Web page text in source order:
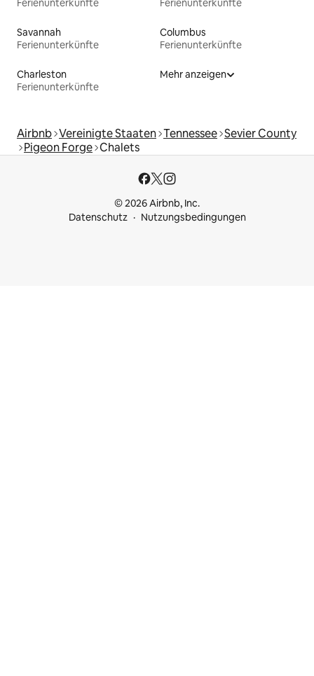
Ferienunterkünfte Ferienunterkünfte
Savannah
Ferienunterkünfte
Columbus
Ferienunterkünfte
Charleston
Ferienunterkünfte
Mehr anzeigen
Airbnb Vereinigte Staaten Tennessee Sevier County
Pigeon Forge Chalets
© 2026 Airbnb, Inc.
Datenschutz
Nutzungsbedingungen